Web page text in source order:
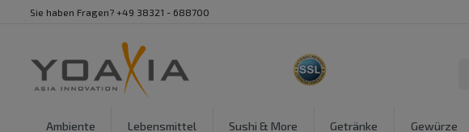
Sie haben Fragen? +49 38321 - 688700
Ambiente Lebensmittel Sushi & More Getränke Gewürze